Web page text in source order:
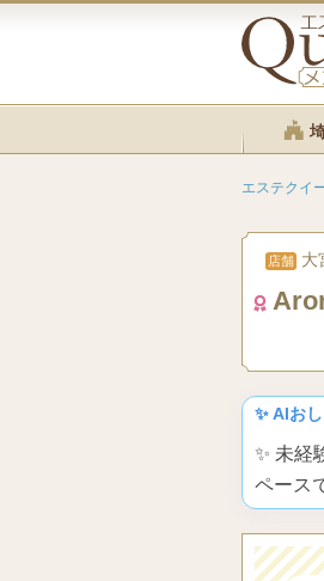
エステクイ
店舗 大
✨ AIお
✨ 未経
ペース